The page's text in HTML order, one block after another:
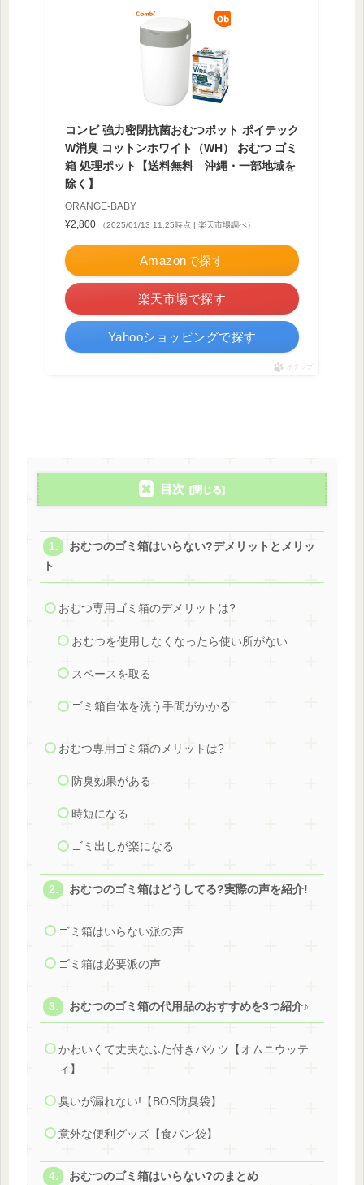
コンビ 強力密閉抗菌おむつポット ポイテック
W消臭 コットンホワイト（WH） おむつ ゴミ
箱 処理ポット【送料無料 沖縄・一部地域を
除く】
ORANGE-BABY
¥2,800
（2025/01/13 11:25時点 | 楽天市場調べ）
Amazonで探す
楽天市場で探す
Yahooショッピングで探す
ポチップ
目次
おむつのゴミ箱はいらない?デメリットとメリッ
ト
おむつ専用ゴミ箱のデメリットは?
おむつを使用しなくなったら使い所がない
スペースを取る
ゴミ箱自体を洗う手間がかかる
おむつ専用ゴミ箱のメリットは?
防臭効果がある
時短になる
ゴミ出しが楽になる
おむつのゴミ箱はどうしてる?実際の声を紹介!
ゴミ箱はいらない派の声
ゴミ箱は必要派の声
おむつのゴミ箱の代用品のおすすめを3つ紹介♪
かわいくて丈夫なふた付きバケツ【オムニウッテ
ィ】
臭いが漏れない!【BOS防臭袋】
意外な便利グッズ【食パン袋】
おむつのゴミ箱はいらない?のまとめ